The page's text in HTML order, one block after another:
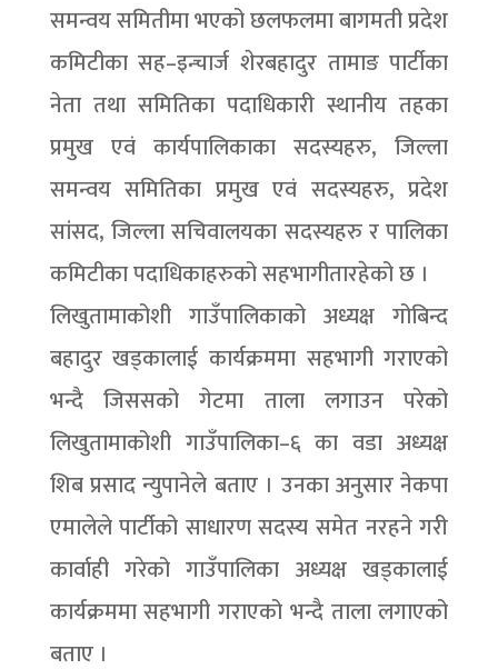
समन्वय समितीमा भएको छलफलमा बागमती प्रदेश
कमिटीका सह–इन्चार्ज शेरबहादुर तामाङ पार्टीका
नेता तथा समितिका पदाधिकारी स्थानीय तहका
प्रमुख एवं कार्यपालिकाका सदस्यहरु, जिल्ला
समन्वय समितिका प्रमुख एवं सदस्यहरु, प्रदेश
सांसद, जिल्ला सचिवालयका सदस्यहरु र पालिका
कमिटीका पदाधिकाहरुको सहभागीतारहेको छ ।
लिखुतामाकोशी गाउँपालिकाको अध्यक्ष गोबिन्द
बहादुर खड्कालाई कार्यक्रममा सहभागी गराएको
भन्दै जिससको गेटमा ताला लगाउन परेको
लिखुतामाकोशी गाउँपालिका–६ का वडा अध्यक्ष
शिब प्रसाद न्युपानेले बताए । उनका अनुसार नेकपा
एमालेले पार्टीको साधारण सदस्य समेत नरहने गरी
कार्वाही गरेको गाउँपालिका अध्यक्ष खड्कालाई
कार्यक्रममा सहभागी गराएको भन्दै ताला लगाएको
बताए ।